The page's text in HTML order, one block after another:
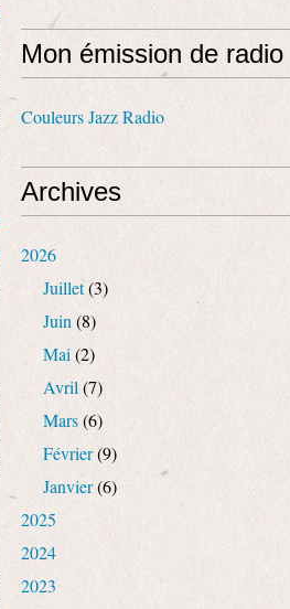
Mon émission de radio
Couleurs Jazz Radio
Archives
2026
Juillet(3)
Juin (8)
Mai (2)
Avril (7)
Mars(6)
Février(9)
Janvier(6)
2025
2024
2023